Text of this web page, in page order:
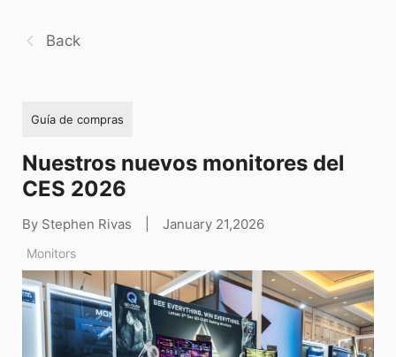
Back
Guía de compras
Nuestros nuevos monitores del
CES 2026
By Stephen Rivas January 21,2026
Monitors